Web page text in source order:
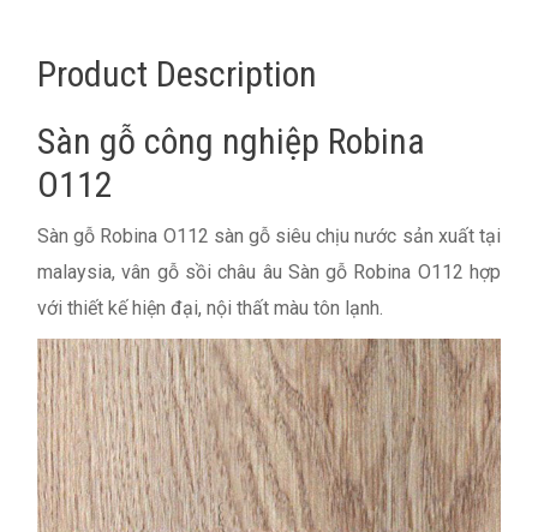
Product Description
Sàn gỗ công nghiệp Robina
O112
Sàn gỗ Robina O112 sàn gỗ siêu chịu nước sản xuất tại
malaysia, vân gỗ sồi châu âu Sàn gỗ Robina O112 hợp
với thiết kế hiện đại, nội thất màu tôn lạnh.